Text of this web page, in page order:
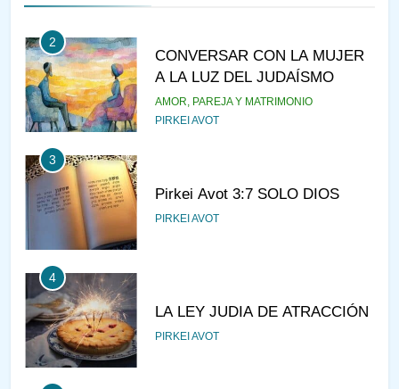
2
CONVERSAR CON LA MUJER
A LA LUZ DEL JUDAÍSMO
AMOR, PAREJA Y MATRIMONIO
PIRKEI AVOT
3
Pirkei Avot 3:7 SOLO DIOS
PIRKEI AVOT
4
LA LEY JUDIA DE ATRACCIÓN
PIRKEI AVOT